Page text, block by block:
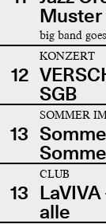
Muster
big band
12
KONZERT
SGB
13
SOMMER
13
CLUB
alle